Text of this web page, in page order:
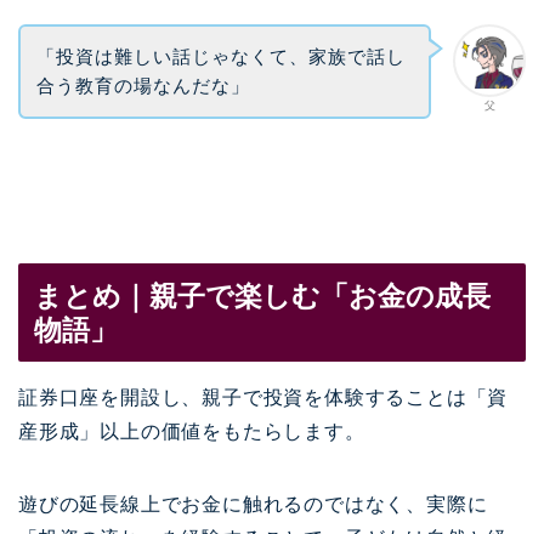
父
「投資は難しい話じゃなくて、家族で話し
合う教育の場なんだな」
まとめ｜親子で楽しむ「お金の成長
物語」
証券口座を開設し、親子で投資を体験することは「資
産形成」以上の価値をもたらします。
遊びの延長線上でお金に触れるのではなく、実際に